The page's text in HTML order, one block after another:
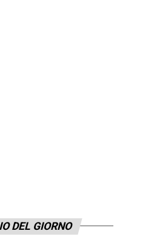
DEL GIORNO